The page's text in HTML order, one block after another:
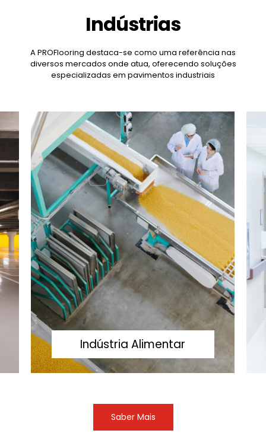
Indústrias
A PROFlooring destaca-se como uma referência nas
diversos mercados onde atua, oferecendo soluções
especializadas em pavimentos industriais
Indústria Alimentar
Saber Mais